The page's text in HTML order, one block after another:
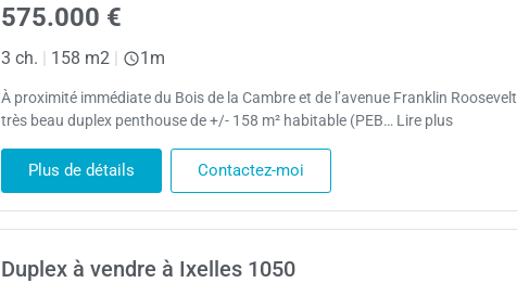
575.000 €
3 ch. | 158 m2 | 1m
À proximité immédiate du Bois de la Cambre et de l’avenue Franklin Roosevelt
très beau duplex penthouse de +/- 158 m² habitable (PEB… Lire plus
Plus de détails Contactez-moi
Duplex à vendre à Ixelles 1050